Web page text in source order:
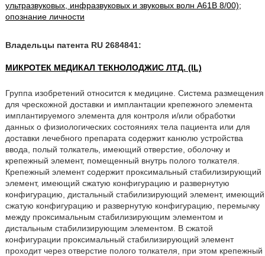
ультразвуковых, инфразвуковых и звуковых волн A61B 8/00);
опознание личности
Владельцы патента RU 2684841:
МИКРОТЕК МЕДИКАЛ ТЕКНОЛОДЖИС ЛТД. (IL)
Группа изобретений относится к медицине. Система размещения
для чрескожной доставки и имплантации крепежного элемента
имплантируемого элемента для контроля и/или обработки
данных о физиологических состояниях тела пациента или для
доставки лечебного препарата содержит канюлю устройства
ввода, полый толкатель, имеющий отверстие, оболочку и
крепежный элемент, помещенный внутрь полого толкателя.
Крепежный элемент содержит проксимальный стабилизирующий
элемент, имеющий сжатую конфигурацию и развернутую
конфигурацию, дистальный стабилизирующий элемент, имеющий
сжатую конфигурацию и развернутую конфигурацию, перемычку
между проксимальным стабилизирующим элементом и
дистальным стабилизирующим элементом. В сжатой
конфигурации проксимальный стабилизирующий элемент
проходит через отверстие полого толкателя, при этом крепежный